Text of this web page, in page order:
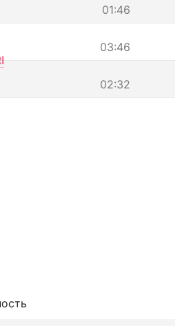
01:46
03:46
02:32